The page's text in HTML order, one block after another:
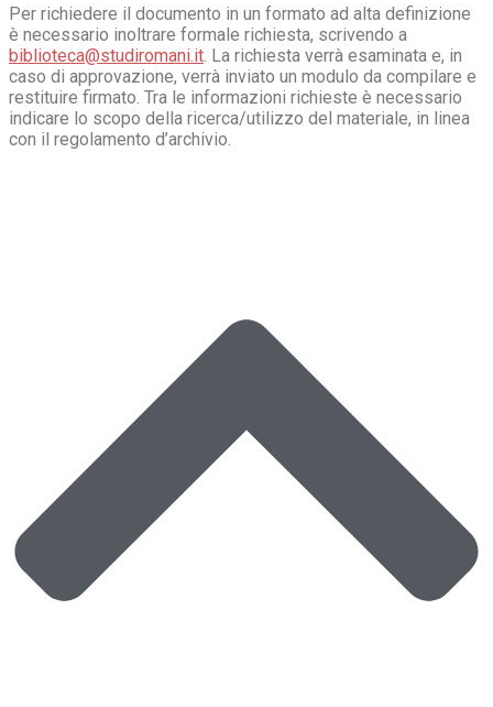
Per richiedere il documento in un formato ad alta definizione
è necessario inoltrare formale richiesta, scrivendo a
biblioteca@studiromani.it. La richiesta verrà esaminata e, in
caso di approvazione, verrà inviato un modulo da compilare e
restituire firmato. Tra le informazioni richieste è necessario
indicare lo scopo della ricerca/utilizzo del materiale, in linea
con il regolamento d’archivio.